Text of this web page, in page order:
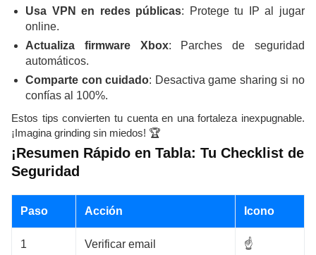
Usa VPN en redes públicas: Protege tu IP al jugar
online.
Actualiza firmware Xbox: Parches de seguridad
automáticos.
Comparte con cuidado: Desactiva game sharing si no
confías al 100%.
Estos tips convierten tu cuenta en una fortaleza inexpugnable.
¡Imagina grinding sin miedos! 🏆
¡Resumen Rápido en Tabla: Tu Checklist de
Seguridad
Paso Acción Icono
1 Verificar email ☝️